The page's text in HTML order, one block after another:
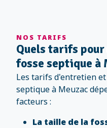
NOS TARIFS
Quels tarifs pour
fosse septique à
Les tarifs d'entretien
septique à Meuzac
facteurs :
La taille de la